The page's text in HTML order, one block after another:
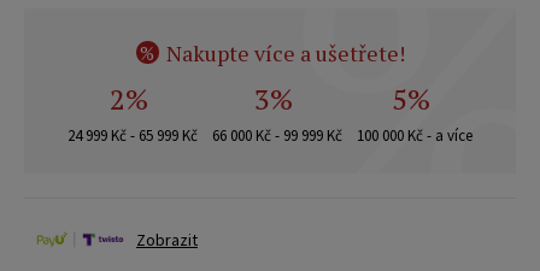
% Nakupte více a ušetřete!
2%
24 999 Kč - 65 999 Kč
3%
66 000 Kč - 99 999 Kč
5%
100 000 Kč - a více
Zobrazit